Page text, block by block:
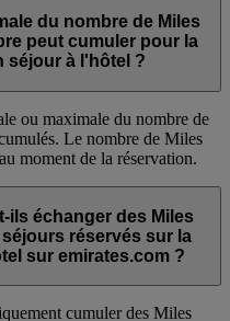
du nombre de Miles
peut cumuler pour la
séjour à l'hôtel ?
ou maximale du nombre de
Le nombre de Miles
moment de la réservation.
ils échanger des Miles
réservés sur la
sur emirates.com ?
cumuler des Miles